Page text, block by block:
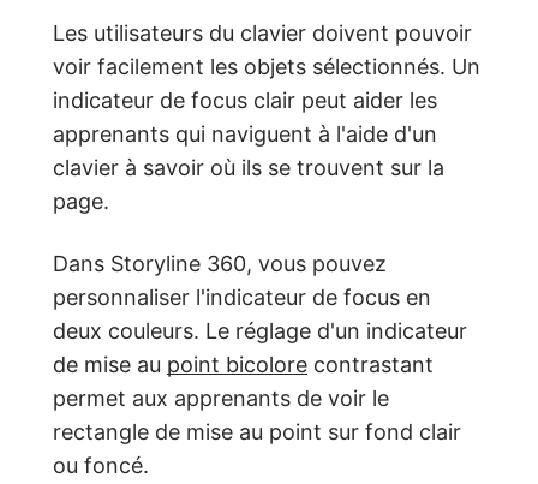
Les utilisateurs du clavier doivent pouvoir
voir facilement les objets sélectionnés. Un
indicateur de focus clair peut aider les
apprenants qui naviguent à l'aide d'un
clavier à savoir où ils se trouvent sur la
page.
Dans Storyline 360, vous pouvez
personnaliser l'indicateur de focus en
deux couleurs. Le réglage d'un indicateur
de mise au point bicolore contrastant
permet aux apprenants de voir le
rectangle de mise au point sur fond clair
ou foncé.